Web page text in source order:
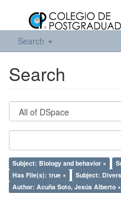
Search
Search
Subject: Biology and behavior ×
Has File(s): true ×
Subject:
Author: Acuña Soto, Jesús Alberto ×